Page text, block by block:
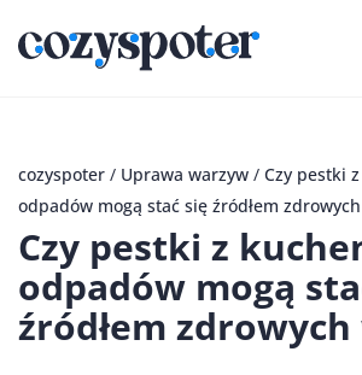
cozyspoter / Uprawa warzyw / Czy pestki
odpadów mogą stać się źródłem
Czy pestki z
odpadów mogą
źródłem